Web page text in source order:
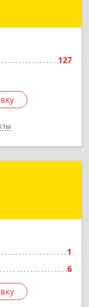
127
район,
1
6
район,